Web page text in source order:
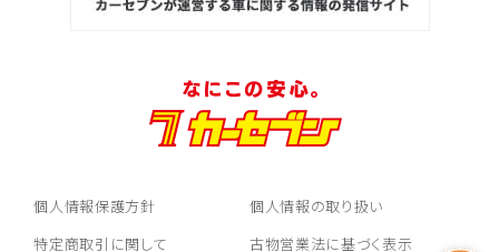
個人情報保護方針
個人情報の取り扱い
特定商取引に関して
古物営業法に基づく表示